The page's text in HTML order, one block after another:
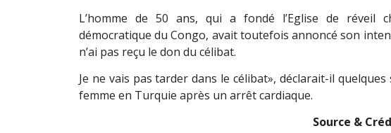
L’homme de 50 ans, qui a fondé l’Eglise de réveil
démocratique du Congo, avait toutefois annoncé son
n’ai pas reçu le don du célibat.
Je ne vais pas tarder dans le célibat», déclarait-il
femme en Turquie après un arrêt cardiaque.
Source &